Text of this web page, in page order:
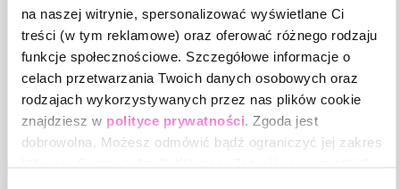
na naszej witrynie, spersonalizować wyświetlane Ci
treści (w tym reklamowe) oraz oferować różnego rodzaju
funkcje społecznościowe. Szczegółowe informacje o
celach przetwarzania Twoich danych osobowych oraz
rodzajach wykorzystywanych przez nas plików cookie
znajdziesz w polityce prywatności. Zgoda jest
dobrowolna. Możesz odmówić bądź ograniczyć jej zakres
Co jest, a co nie jest informacją
zwrotną?
Po co tak naprawdę przekazujemy
informację zwrotną i dlaczego nie
warto jej stosować bez celu?
W jaki sposób przekazywać